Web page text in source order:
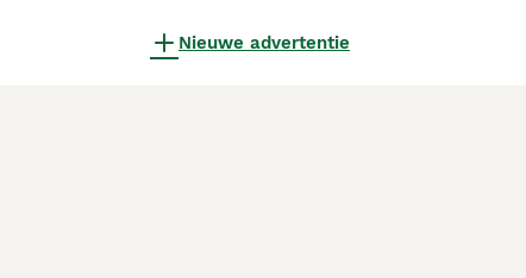
Nieuwe advertentie